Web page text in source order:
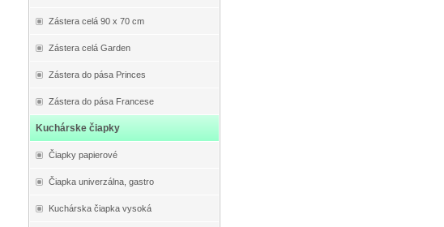
Zástera celá 90 x 70 cm
Zástera celá Garden
Zástera do pása Princes
Zástera do pása Francese
Kuchárske čiapky
Čiapky papierové
Čiapka univerzálna, gastro
Kuchárska čiapka vysoká